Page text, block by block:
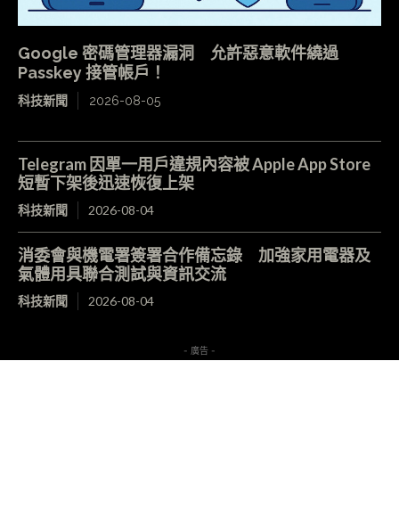
Google 密碼管理器漏洞 允許惡意軟件繞過
Passkey 接管帳戶！
科技新聞 2026-08-05
Telegram 因單一用戶違規內容被 Apple App Store
短暫下架後迅速恢復上架
科技新聞 2026-08-04
消委會與機電署簽署合作備忘錄 加強家用電器及
氣體用具聯合測試與資訊交流
科技新聞 2026-08-04
- 廣告 -